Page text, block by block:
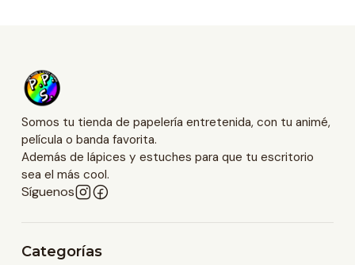
Somos tu tienda de papelería entretenida, con tu animé,
película o banda favorita.
Además de lápices y estuches para que tu escritorio
sea el más cool.
Síguenos
Categorías